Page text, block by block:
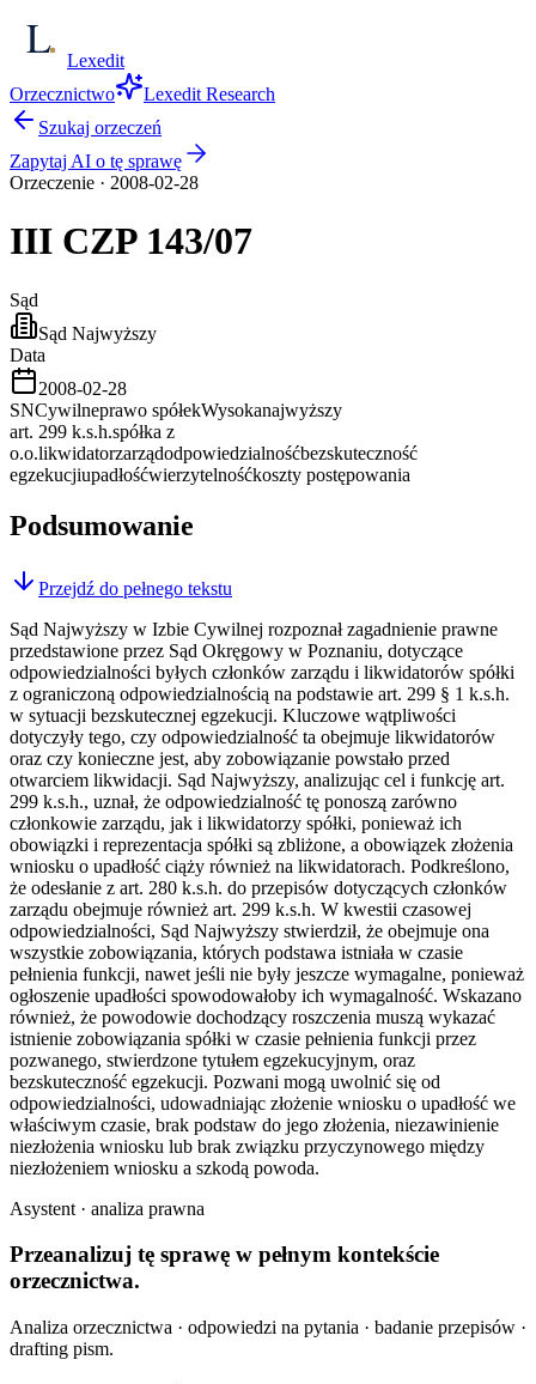
Lexedit
Orzecznictwo
Lexedit Research
Szukaj orzeczeń
Zapytaj AI o tę sprawę
Orzeczenie · 2008-02-28
III CZP 143/07
Sąd
Sąd Najwyższy
Data
2008-02-28
SNCywilneprawo spółekWysokanajwyższy
art. 299 k.s.h.spółka z
o.o.likwidatorzarządodpowiedzialnośćbezskuteczność
egzekucjiupadłośćwierzytelnośćkoszty postępowania
Podsumowanie
Przejdź do pełnego tekstu
Sąd Najwyższy w Izbie Cywilnej rozpoznał zagadnienie prawne
przedstawione przez Sąd Okręgowy w Poznaniu, dotyczące
odpowiedzialności byłych członków zarządu i likwidatorów spółki
z ograniczoną odpowiedzialnością na podstawie art. 299 § 1 k.s.h.
w sytuacji bezskutecznej egzekucji. Kluczowe wątpliwości
dotyczyły tego, czy odpowiedzialność ta obejmuje likwidatorów
oraz czy konieczne jest, aby zobowiązanie powstało przed
otwarciem likwidacji. Sąd Najwyższy, analizując cel i funkcję art.
299 k.s.h., uznał, że odpowiedzialność tę ponoszą zarówno
członkowie zarządu, jak i likwidatorzy spółki, ponieważ ich
obowiązki i reprezentacja spółki są zbliżone, a obowiązek złożenia
wniosku o upadłość ciąży również na likwidatorach. Podkreślono,
że odesłanie z art. 280 k.s.h. do przepisów dotyczących członków
zarządu obejmuje również art. 299 k.s.h. W kwestii czasowej
odpowiedzialności, Sąd Najwyższy stwierdził, że obejmuje ona
wszystkie zobowiązania, których podstawa istniała w czasie
pełnienia funkcji, nawet jeśli nie były jeszcze wymagalne, ponieważ
ogłoszenie upadłości spowodowałoby ich wymagalność. Wskazano
również, że powodowie dochodzący roszczenia muszą wykazać
istnienie zobowiązania spółki w czasie pełnienia funkcji przez
pozwanego, stwierdzone tytułem egzekucyjnym, oraz
bezskuteczność egzekucji. Pozwani mogą uwolnić się od
odpowiedzialności, udowadniając złożenie wniosku o upadłość we
właściwym czasie, brak podstaw do jego złożenia, niezawinienie
niezłożenia wniosku lub brak związku przyczynowego między
niezłożeniem wniosku a szkodą powoda.
Asystent · analiza prawna
Przeanalizuj tę sprawę w pełnym kontekście
orzecznictwa.
Analiza orzecznictwa · odpowiedzi na pytania · badanie przepisów ·
drafting pism.